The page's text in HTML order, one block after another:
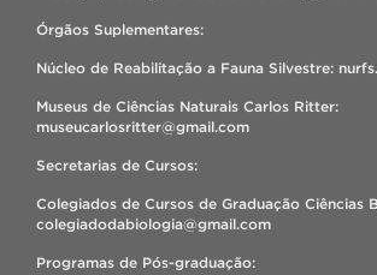
Órgãos Suplementares:
Núcleo de Reabilitação a Fauna Silvestre:
Museus de Ciências Naturais Carlos Ritter:
museucarlosritter@gmail.com
Secretarias de Cursos:
Colegiados de Cursos de Graduação Ciências
colegiadodabiologia@gmail.com
Programas de Pós-graduação: